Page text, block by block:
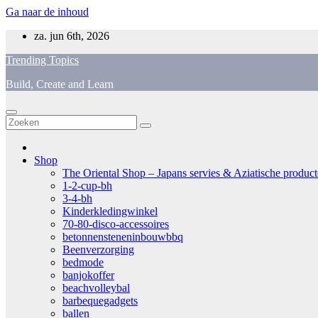
Ga naar de inhoud
za. jun 6th, 2026
Trending Topics
Build, Create and Learn
Shop
The Oriental Shop – Japans servies & Aziatische
1-2-cup-bh
3-4-bh
Kinderkledingwinkel
70-80-disco-accessoires
betonnensteneninbouwbbq
Beenverzorging
bedmode
banjokoffer
beachvolleybal
barbequegadgets
ballen